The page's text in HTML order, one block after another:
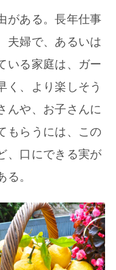
がある。長年仕事
夫婦で、あるいは
いる家庭は、ガー
く、より楽しそう
んや、お子さんに
もらうには、この
、口にできる実が
。